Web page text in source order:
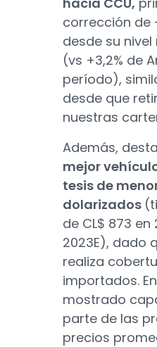
corrección de
desde su
(vs +3,2% de
período),
desde que
nuestras
Además,
mejor
tesis de
dolarizados
de CL$ 873 en
2023E), dado
realiza
importados.
mostrado
parte de las
precios